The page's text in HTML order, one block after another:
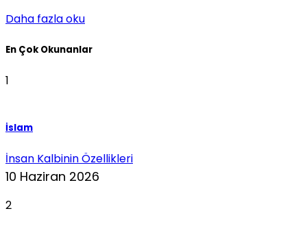
Daha fazla oku
En Çok Okunanlar
1
İslam
İnsan Kalbinin Özellikleri
10 Haziran 2026
2